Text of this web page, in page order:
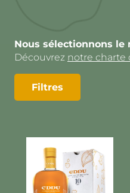
Nous sélectionnons le
Découvrez notre charte
Filtres